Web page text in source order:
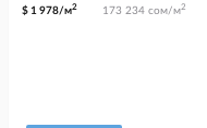
$ 1 978/м2 173 234 сом/м2